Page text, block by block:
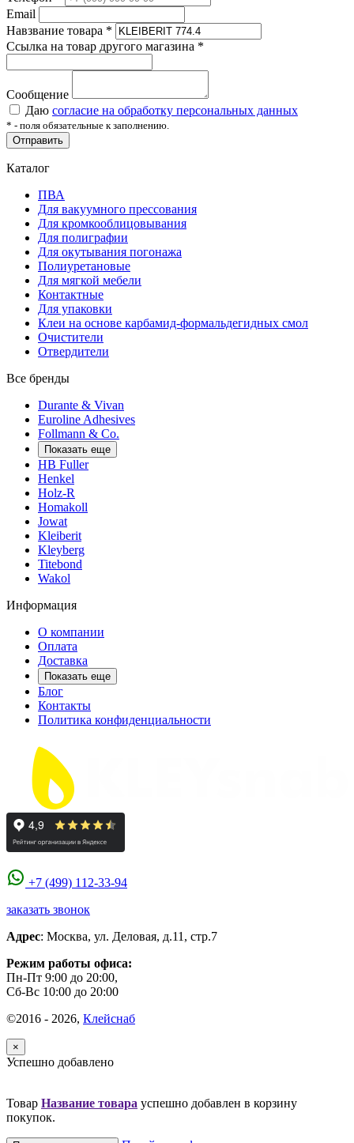
Email
Навзвание товара *
Ссылка на товар другого магазина *
Сообщение
Даю согласие на обработку персональных данных
* - поля обязательные к заполнению.
Отправить
Каталог
ПВА
Для вакуумного прессования
Для кромкооблицовывания
Для полиграфии
Для окутывания погонажа
Полиуретановые
Для мягкой мебели
Контактные
Для упаковки
Клеи на основе карбамид-формальдегидных смол
Очистители
Отвердители
Все бренды
Durante & Vivan
Euroline Adhesives
Follmann & Co.
Показать еще
HB Fuller
Henkel
Holz-R
Homakoll
Jowat
Kleiberit
Kleyberg
Titebond
Wakol
Информация
О компании
Оплата
Доставка
Показать еще
Блог
Контакты
Политика конфиденциальности
+7 (499) 112-33-94
заказать звонок
Адрес: Москва, ул. Деловая, д.11, стр.7
Режим работы офиса:
Пн-Пт 9:00 до 20:00,
Сб-Вс 10:00 до 20:00
©2016 - 2026, Клейснаб
×
Успешно добавлено
Товар Название товара успешно добавлен в корзину
покупок.